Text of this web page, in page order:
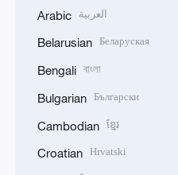
Arabic العربية
Belarusian Беларуская
Bengali বাংলা
Bulgarian Български
Cambodian ខ្មែរ
Croatian Hrvatski